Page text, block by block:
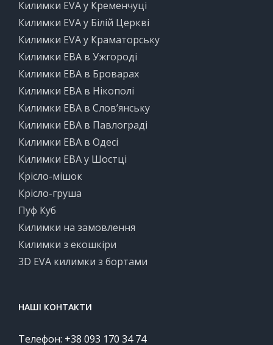
Килимки EVA у Кременчуці
Килимки EVA у Білій Церкві
Килимки EVA у Краматорську
Килимки ЕВА в Ужгороді
Килимки ЕВА в Броварах
Килимки ЕВА в Нікополі
Килимки ЕВА в Слов’янську
Килимки ЕВА в Павлограді
Килимки ЕВА в Одесі
Килимки ЕВА у Шостці
Крісло-мішок
Крісло-груша
Пуф Куб
Килимки на замовлення
Килимки з екошкіри
3D EVA килимки з бортами
НАШІ КОНТАКТИ
Телефон: +38 093 170 34 74